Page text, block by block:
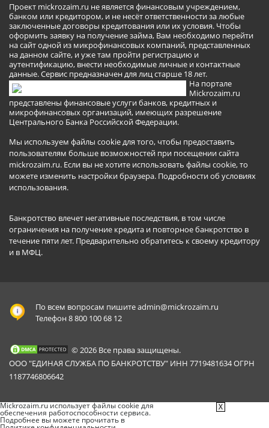
Проект mickrozaim.ru не является финансовым учреждением,
банком или кредитором, и не несёт ответственности за любые
заключенные договоры кредитования или их условия. Чтобы
оформить заявку на получение займа, Вам необходимо перейти
на сайт одной из микрофинансовых компаний, представленных
на данном сайте, и уже там пройти регистрацию и
аутентификацию, внести необходимые личные и контактные
данные. Сервис предназначен для лиц старше 18 лет.
На портале
Mickrozaim.ru
представлены финансовые услуги банков, кредитных и
микрофинансовых организаций, имеющих разрешение
Центрального Банка Российской Федерации.
Мы используем файлы cookie для того, чтобы предоставить
пользователям больше возможностей при посещении сайта
mickrozaim.ru. Если вы не хотите использовать файлы cookie, то
можете изменить настройки браузера. Подробности об условиях
использования.
Банкротство влечет негативные последствия, в том числе
ограничения на получение кредита и повторное банкротство в
течение пяти лет. Предварительно обратитесь к своему кредитору
и в МФЦ.
По всем вопросам пишитеadmin@mickrozaim.ru
Телефон 8 800 100 68 12
© 2026 Все права защищены.
ООО "ЕДИНАЯ СЛУЖБА ПО БАНКРОТСТВУ" ИНН 7719481634 ОГРН
1187746806642
Mickrozaim.ru использует файлы cookie для
обеспечения работоспособности сервиса.
Подробнее вы можете прочитать в
X